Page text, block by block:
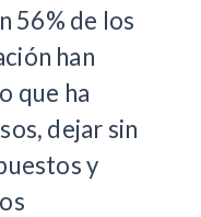
56% de los
han
que ha
dejar sin
y